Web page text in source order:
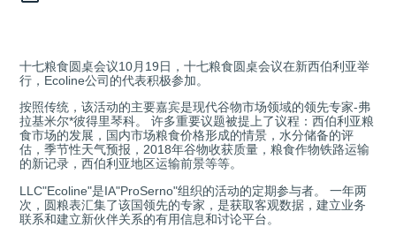
十七粮食圆桌会议10月19日，十七粮食圆桌会议在新西伯利亚举
行，Ecoline公司的代表积极参加。
按照传统，该活动的主要嘉宾是现代谷物市场领域的领先专家-弗
拉基米尔*彼得里琴科。 许多重要议题被提上了议程：西伯利亚粮
食市场的发展，国内市场粮食价格形成的情景，水分储备的评
估，季节性天气预报，2018年谷物收获质量，粮食作物铁路运输
的新记录，西伯利亚地区运输前景等等。
LLC"Ecoline"是IA"ProSerno"组织的活动的定期参与者。 一年两
次，圆粮表汇集了该国领先的专家，是获取客观数据，建立业务
联系和建立新伙伴关系的有用信息和讨论平台。